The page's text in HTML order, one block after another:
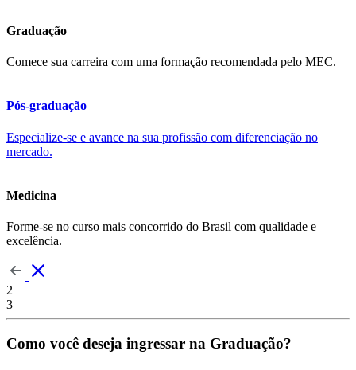
Graduação
Comece sua carreira com uma formação recomendada pelo MEC.
Pós-graduação
Especialize-se e avance na sua profissão com diferenciação no
mercado.
Medicina
Forme-se no curso mais concorrido do Brasil com qualidade e
excelência.
2
3
Como você deseja ingressar na Graduação?